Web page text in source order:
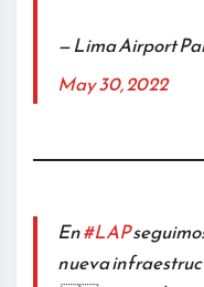
— Lima Airport
May 30, 2022
En#LAP
nueva